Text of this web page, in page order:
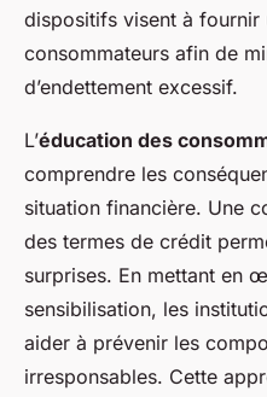
dispositifs visent à fournir
consommateurs afin de
d’endettement excessif.
L’éducation des
comprendre les
situation financière. Une
des termes de crédit
surprises. En mettant en
sensibilisation, les
aider à prévenir les
irresponsables. Cette